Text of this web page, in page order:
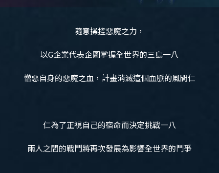
隨意操控惡魔之力，
以G企業代表企圖掌握全世界的三島一八
憎惡自身的惡魔之血，計畫消滅這個血脈的風間仁
仁為了正視自己的宿命而決定挑戰一八
兩人之間的戰鬥將再次發展為影響全世界的鬥爭